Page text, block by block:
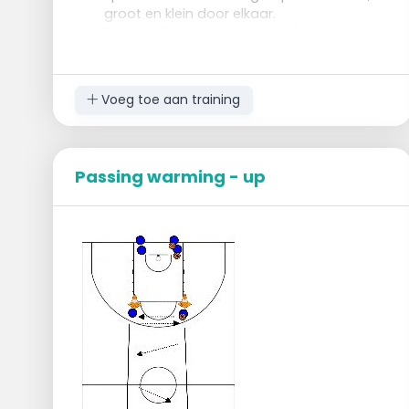
groot en klein door elkaar.
tennisballenbak), vier andere coaches
staan elk op de baseline aan de hoepels
of fietsbanden.
De spelers staan per groep in de vier
hoeken van het basketbalterrein.
Uitvoering:
1ste speler van elke groep naar de
tennisballenbak, neemt er een tennisbal uit
en sprint terug naar zijn/haar groep.
Aangekomen bij zijn/haar groep, geeft de
speler 1ste speler een 'vuistje' aan de 2de
speler en legt zijn/haar bal in de daartoe
bestemde hoepel of fietsband.
De 2de speler vertrekt voor dezelfde
oefening zodra het 'vuistje' is gegeven.
Voeg toe aan training
Passing warming - up